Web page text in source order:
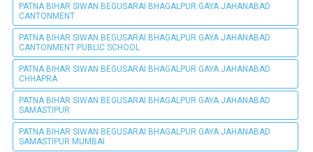
PATNA BIHAR SIWAN BEGUSARAI BHAGALPUR GAYA JAHANABAD
CANTONMENT
PATNA BIHAR SIWAN BEGUSARAI BHAGALPUR GAYA JAHANABAD
CANTONMENT PUBLIC SCHOOL
PATNA BIHAR SIWAN BEGUSARAI BHAGALPUR GAYA JAHANABAD
CHHAPRA
PATNA BIHAR SIWAN BEGUSARAI BHAGALPUR GAYA JAHANABAD
SAMASTIPUR
PATNA BIHAR SIWAN BEGUSARAI BHAGALPUR GAYA JAHANABAD
SAMASTIPUR MUMBAI